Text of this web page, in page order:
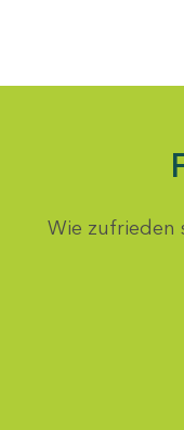
Wie zufrieden